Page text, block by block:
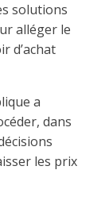
solutions
alléger le
d’achat
a
dans
les prix